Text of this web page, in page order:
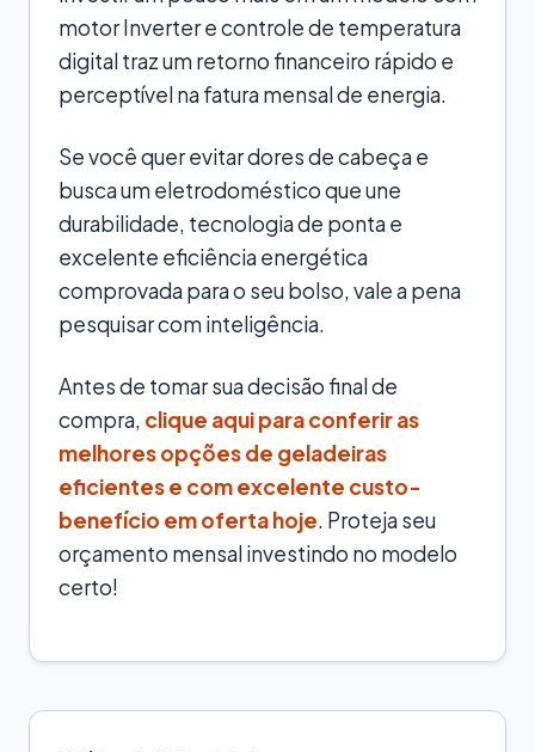
motor Inverter e controle de temperatura
digital traz um retorno financeiro rápido e
perceptível na fatura mensal de energia.
Se você quer evitar dores de cabeça e
busca um eletrodoméstico que une
durabilidade, tecnologia de ponta e
excelente eficiência energética
comprovada para o seu bolso, vale a pena
pesquisar com inteligência.
Antes de tomar sua decisão final de
compra, clique aqui para conferir as
melhores opções de geladeiras
eficientes e com excelente custo-
benefício em oferta hoje. Proteja seu
orçamento mensal investindo no modelo
certo!